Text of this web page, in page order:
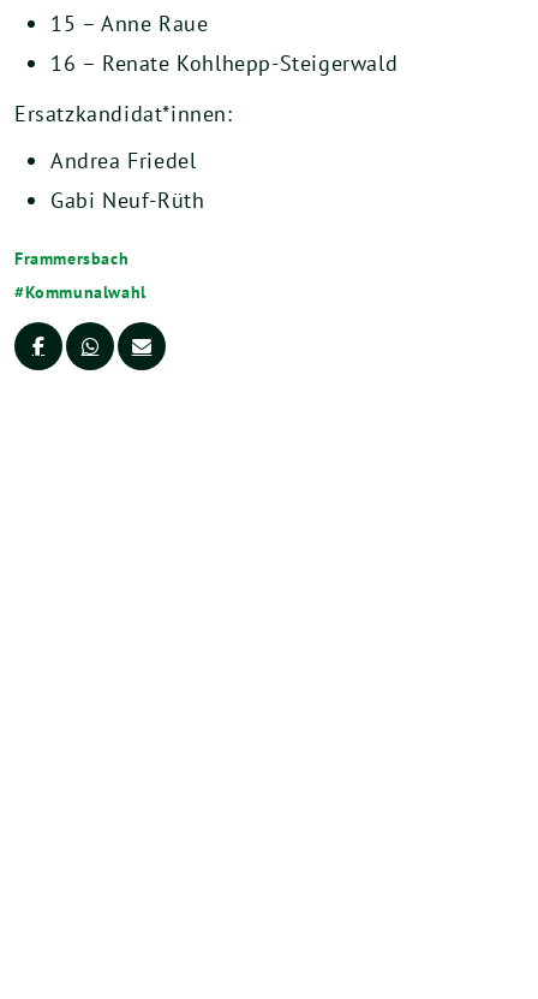
15 – Anne Raue
16 – Renate Kohlhepp-Steigerwald
Ersatzkandidat*innen:
Andrea Friedel
Gabi Neuf-Rüth
Frammersbach
Kommunalwahl